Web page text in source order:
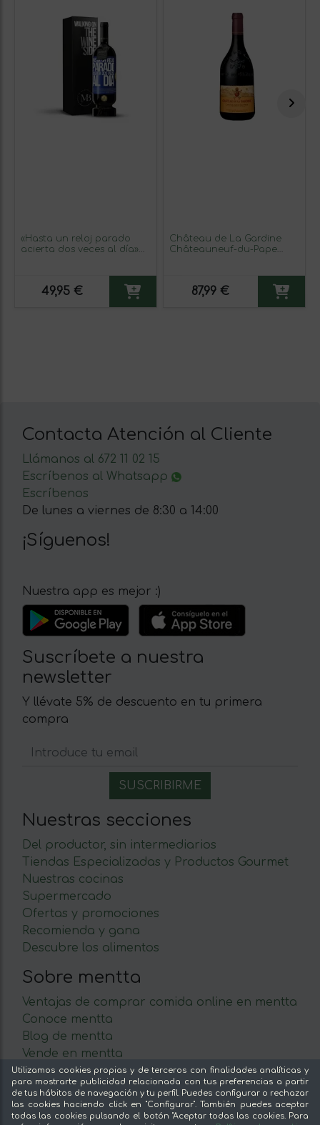
«Hasta un reloj parado
acierta dos veces al día»
Berasategui System.
49,95 €
Château de La Gardine
Châteauneuf-du-Pape
87,99 €
Contacta Atención al Cliente
Llámanos al 672 11 02 15
Escríbenos al Whatsapp
Escríbenos
De lunes a viernes de 8:30 a 14:00
¡Síguenos!
Nuestra app es mejor :)
Suscríbete a nuestra
newsletter
Y llévate 5% de descuento en tu primera
compra
Nuestras secciones
Del productor, sin intermediarios
Tiendas Especializadas y Productos Gourmet
Nuestras cocinas
Supermercado
Ofertas y promociones
Recomienda y gana
Descubre los alimentos
Sobre mentta
Ventajas de comprar comida online en mentta
Conoce mentta
Blog de mentta
Vende en mentta
Fidelización
Preguntas frecuentes
Legal
Utilizamos cookies propias y de terceros con finalidades analíticas y
para mostrarte publicidad relacionada con tus preferencias a partir
de tus hábitos de navegación y tu perfil. Puedes configurar o rechazar
las cookies haciendo click en "Configurar". También puedes aceptar
todas las cookies pulsando el botón "Aceptar todas las cookies. Para